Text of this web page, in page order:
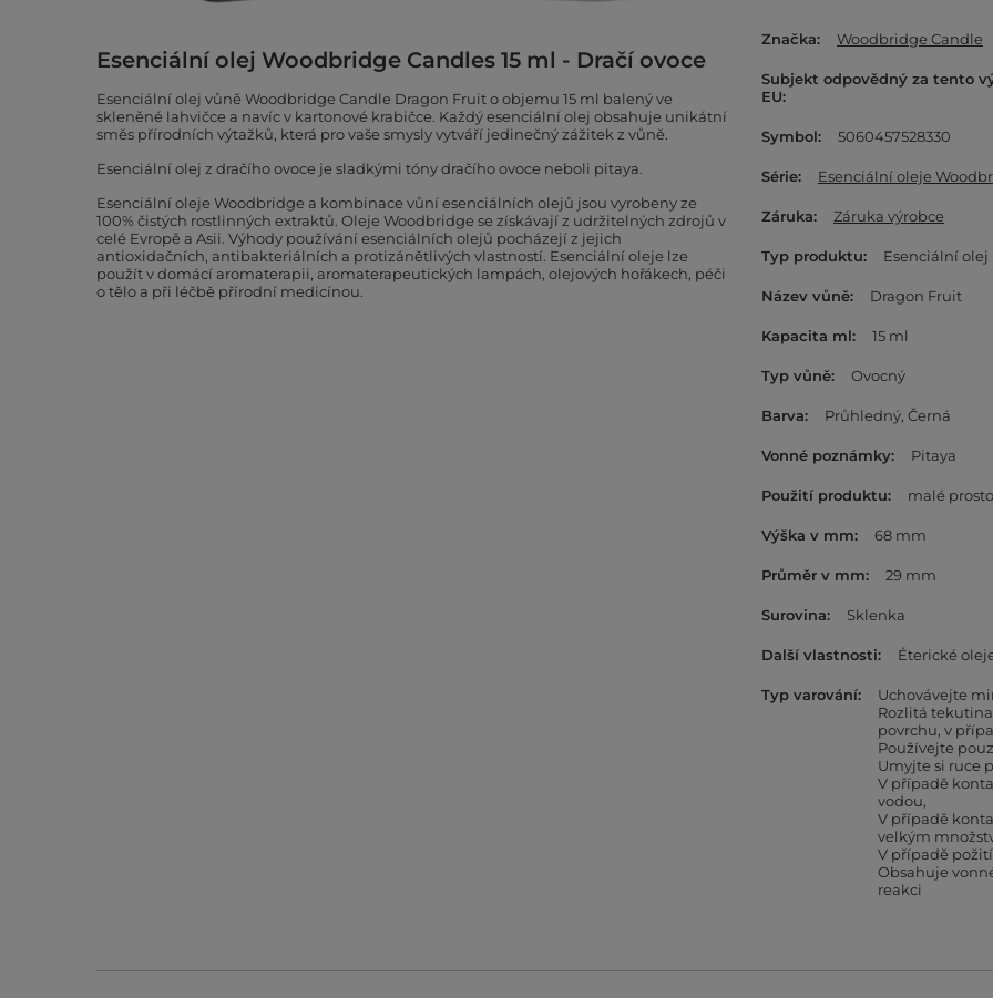
Esenciální olej Woodbridge Candles 15 ml - Dračí ovoce
Esenciální olej vůně Woodbridge Candle Dragon Fruit o objemu 15 ml balený ve
skleněné lahvičce a navíc v kartonové krabičce. Každý esenciální olej obsahuje unikátní
směs přírodních výtažků, která pro vaše smysly vytváří jedinečný zážitek z vůně.
Esenciální olej z dračího ovoce je sladkými tóny dračího ovoce neboli pitaya.
Esenciální oleje Woodbridge a kombinace vůní esenciálních olejů jsou vyrobeny ze
100% čistých rostlinných extraktů. Oleje Woodbridge se získávají z udržitelných zdrojů v
celé Evropě a Asii. Výhody používání esenciálních olejů pocházejí z jejich
antioxidačních, antibakteriálních a protizánětlivých vlastností. Esenciální oleje lze
použít v domácí aromaterapii, aromaterapeutických lampách, olejových hořákech, péči
o tělo a při léčbě přírodní medicínou.
Značka Woodbridge Candle
Subjekt odpovědný za tento
EU
Symbol 5060457528330
Série Esenciální oleje
Záruka Záruka výrobce
Typ produktu Esenciální olej
Název vůně Dragon Fruit
Kapacita ml 15 ml
Typ vůně Ovocný
Barva Průhledný Černá
Vonné poznámky Pitaya
Použití produktu malé
Výška v mm 68 mm
Průměr v mm 29 mm
Surovina Sklenka
Další vlastnosti Éterické
Typ varování
Uchovávejte
Rozlitá
povrchu, v
Používejte
Umyjte si ruce
V případě
vodou
V případě
velkým
V případě
Obsahuje
reakci